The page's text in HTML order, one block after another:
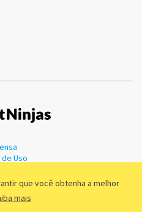
que você obtenha a melhor
mais
Uso